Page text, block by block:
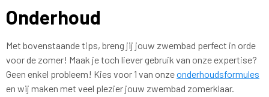
Onderhoud
Met bovenstaande tips, breng jij jouw zwembad perfect in orde
voor de zomer! Maak je toch liever gebruik van onze expertise?
Geen enkel probleem! Kies voor 1 van onzeonderhoudsformules
en wij maken met veel plezier jouw zwembad zomerklaar.